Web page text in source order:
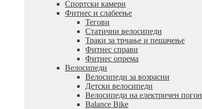
Спортски камери
Фитнес и слабеење
Тегови
Статични велосипеди
Траки за трчање и пешачење
Фитнес справи
Фитнес опрема
Велосипеди
Велосипеди за возрасни
Детски велосипеди
Велосипеди на електричен погон
Balance Bike